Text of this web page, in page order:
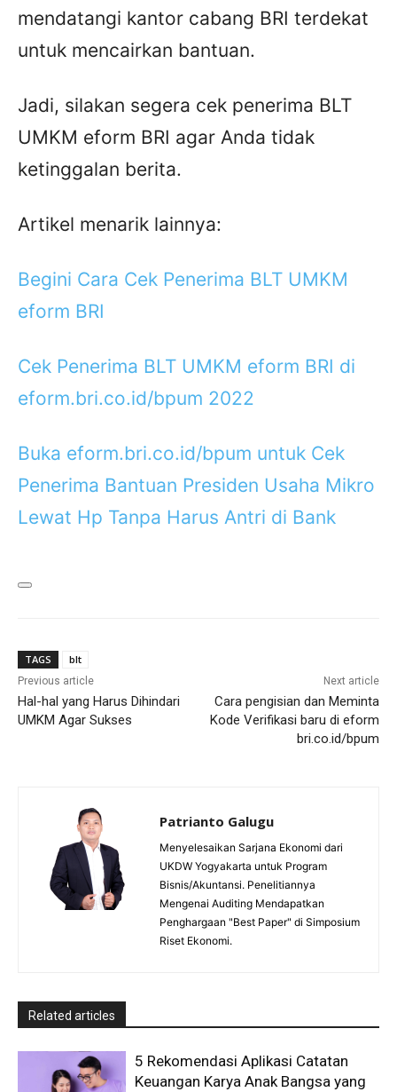
mendatangi kantor cabang BRI terdekat
untuk mencairkan bantuan.
Jadi, silakan segera cek penerima BLT
UMKM eform BRI agar Anda tidak
ketinggalan berita.
Artikel menarik lainnya:
Begini Cara Cek Penerima BLT UMKM
eform BRI
Cek Penerima BLT UMKM eform BRI di
eform.bri.co.id/bpum 2022
Buka eform.bri.co.id/bpum untuk Cek
Penerima Bantuan Presiden Usaha Mikro
Lewat Hp Tanpa Harus Antri di Bank
TAGS blt
Previous article
Hal-hal yang Harus Dihindari
UMKM Agar Sukses
Next article
Cara pengisian dan Meminta
Kode Verifikasi baru di eform
bri.co.id/bpum
Patrianto Galugu
Menyelesaikan Sarjana Ekonomi dari
UKDW Yogyakarta untuk Program
Bisnis/Akuntansi. Penelitiannya
Mengenai Auditing Mendapatkan
Penghargaan "Best Paper" di Simposium
Riset Ekonomi.
Related articles
5 Rekomendasi Aplikasi Catatan
Keuangan Karya Anak Bangsa yang